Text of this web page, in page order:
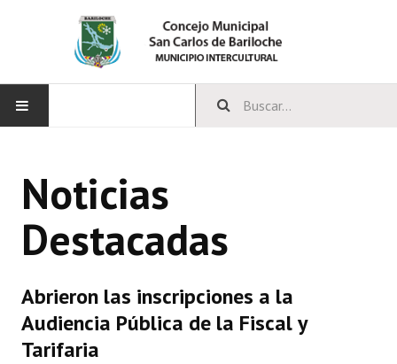
CONCEJO
Bloques Políticos
Comisiones Permanentes
Comisiones Especiales
Noticias
Destacadas
Abrieron las inscripciones a la
Audiencia Pública de la Fiscal y
Tarifaria